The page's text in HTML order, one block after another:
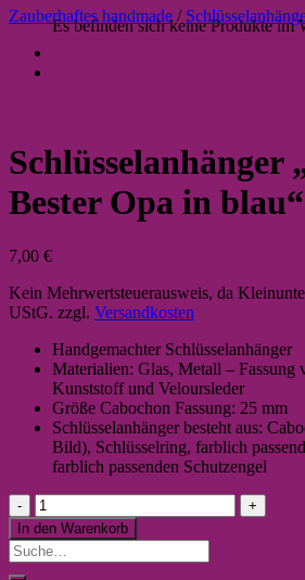
Es befinden sich keine Produkte im
Zauberhaftes handmade /
Schlüsselanhänger
Bester Opa in blau“
7,00 €
Kein Mehrwertsteuerausweis, da
UStG. zzgl. Versandkosten
Handgemachter Schlüsselanhänger
Materialien: Glas, Metall – Fassung
Kunststoff und Veloursleder
Größe Cabochon Fassung: 25 mm
Schlüsselanhänger besteht aus:
Bild), Schlüsselring, farblich
farblich passenden Schutzengel
Schlüsselanhänger
"Welt
Bester
Opa
In den Warenkorb
Suche
nach: